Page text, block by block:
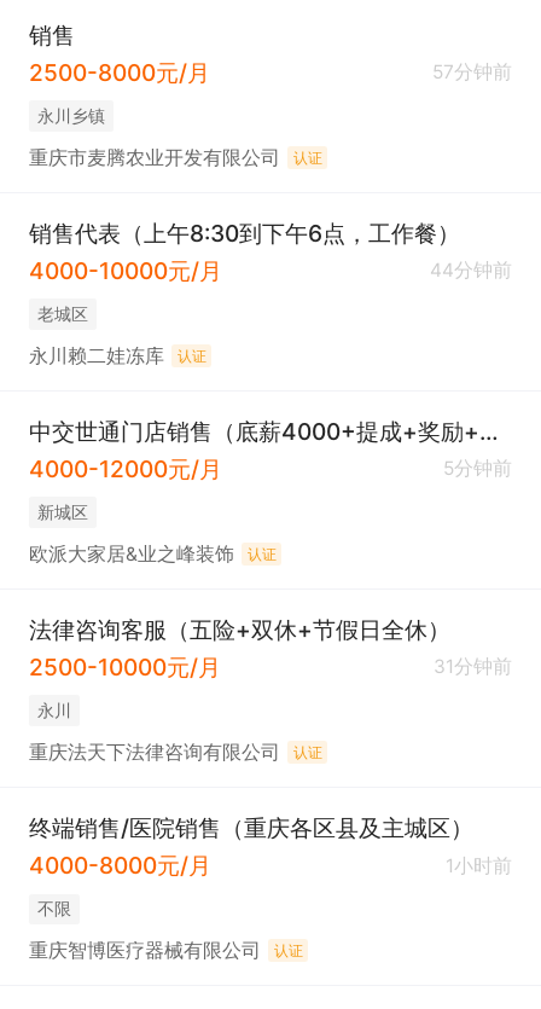
销售
2500-8000元/月
57分钟前
永川乡镇
重庆市麦腾农业开发有限公司 认证
销售代表（上午8:30到下午6点，工作餐）
4000-10000元/月
44分钟前
老城区
永川赖二娃冻库 认证
中交世通门店销售（底薪4000+提成+奖励+社保）
4000-12000元/月
5分钟前
新城区
欧派大家居&业之峰装饰 认证
法律咨询客服（五险+双休+节假日全休）
2500-10000元/月
31分钟前
永川
重庆法天下法律咨询有限公司 认证
终端销售/医院销售（重庆各区县及主城区）
4000-8000元/月
1小时前
不限
重庆智博医疗器械有限公司 认证